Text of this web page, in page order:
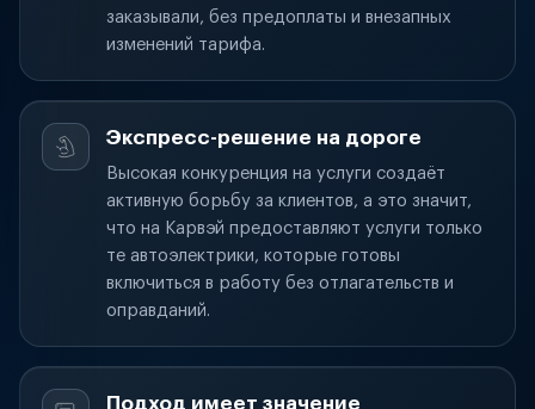
заказывали, без предоплаты и внезапных
изменений тарифа.
Экспресс-решение на дороге
Высокая конкуренция на услуги создаёт
активную борьбу за клиентов, а это значит,
что на Карвэй предоставляют услуги только
те автоэлектрики, которые готовы
включиться в работу без отлагательств и
оправданий.
Подход имеет значение